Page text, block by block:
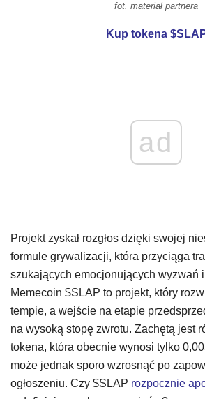
fot. materiał partnera
Kup tokena
ad
Projekt zyskał rozgłos dzięki swojej
formule grywalizacji, która przyciąga
szukających emocjonujących wyzwań
Memecoin $SLAP to projekt, który
tempie, a wejście na etapie
na wysoką stopę zwrotu. Zachętą jest
tokena, która obecnie wynosi tylko
może jednak sporo wzrosnąć po
ogłoszeniu. Czy $SLAP rozpocznie